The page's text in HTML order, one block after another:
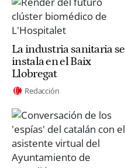
La industria sanitaria se
instala en el Baix
Llobregat
Redacción